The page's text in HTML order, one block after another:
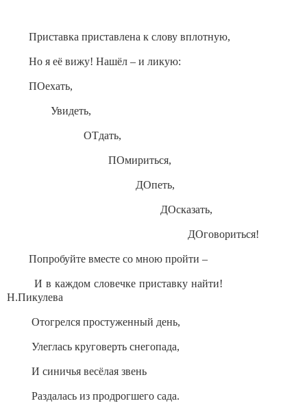
Приставка приставлена к слову вплотную,
Но я её вижу! Нашёл – и ликую:
ПОехать,
Увидеть,
ОТдать,
ПОмириться,
ДОпеть,
ДОсказать,
ДОговориться!
Попробуйте вместе со мною пройти –
И в каждом словечке приставку найти!
Н.Пикулева
Отогрелся простуженный день,
Улеглась круговерть снегопада,
И синичья весёлая звень
Раздалась из продрогшего сада.